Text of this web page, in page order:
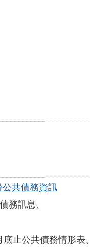
共債務資訊
務訊息、
止公共債務情形表、